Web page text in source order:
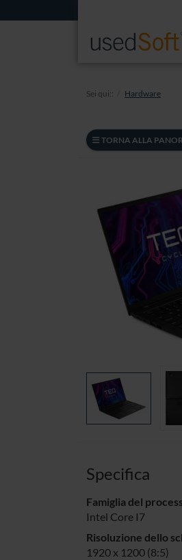
Sei qui:: Hardware
TORNA ALLA
Specifica
Famiglia del
Intel Core I7
Risoluzione dello
1920 x 1200 (8:5)